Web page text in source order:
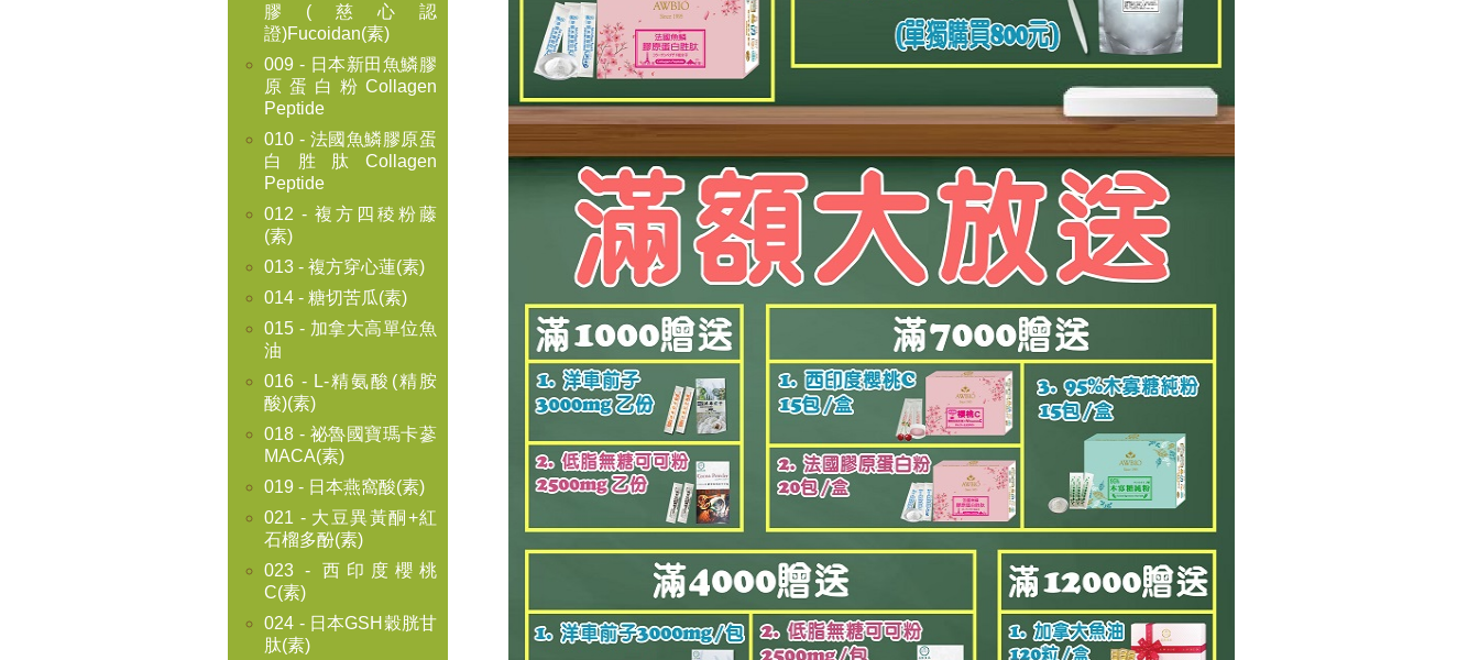
膠(慈心認
證)Fucoidan(素)
009 - 日本新田魚鱗膠
原蛋白粉Collagen
Peptide
010 - 法國魚鱗膠原蛋
白胜肽Collagen
Peptide
012 - 複方四稜粉藤
(素)
013 - 複方穿心蓮(素)
014 - 糖切苦瓜(素)
015 - 加拿大高單位魚
油
016 - L-精氨酸(精胺
酸)(素)
018 - 祕魯國寶瑪卡蔘
MACA(素)
019 - 日本燕窩酸(素)
021 - 大豆異黃酮+紅
石榴多酚(素)
023 - 西印度櫻桃
C(素)
024 - 日本GSH穀胱甘
肽(素)